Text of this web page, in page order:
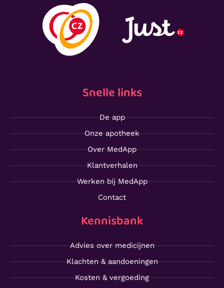
Snelle links
De app
Onze apotheek
Over MedApp
Klantverhalen
Werken bij MedApp
Contact
Kennisbank
Advies over medicijnen
Klachten & aandoeningen
Kosten & vergoeding